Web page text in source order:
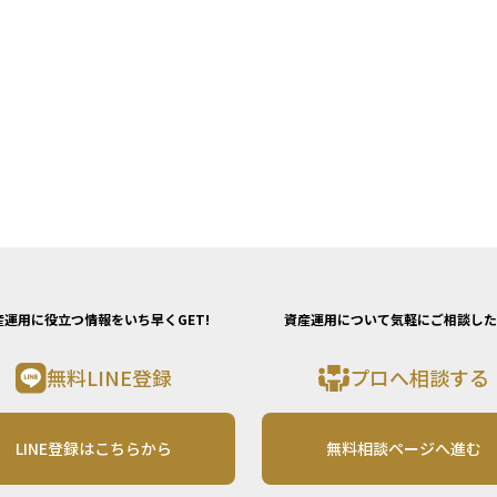
運用に役立つ情報をいち早くGET!
無料LINE登録
LINE登録はこちらから
資産運用について気軽にご相談し
プロへ相談する
無料相談ページへ進む